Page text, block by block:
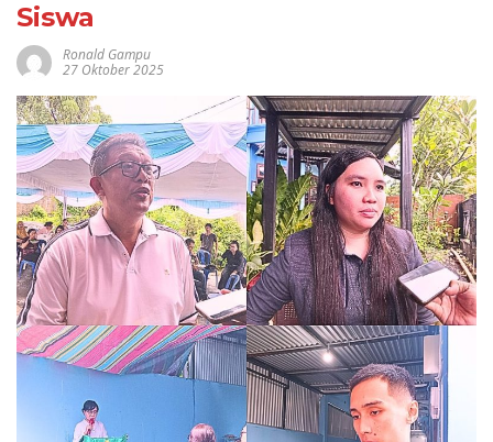
Siswa
Ronald Gampu
27 Oktober 2025